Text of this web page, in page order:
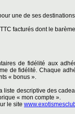
une de ses
facturés dont le
de fidélité aux
de fidélité. Chaque
« bonus ».
liste descriptive des
« mon compte ».
le site